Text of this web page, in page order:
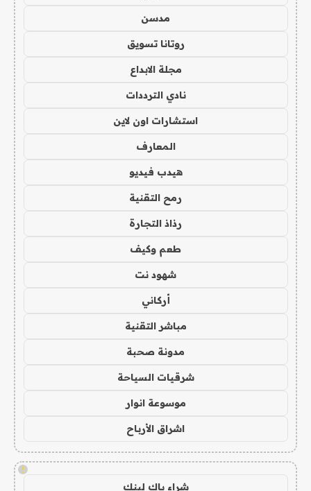
مدسن
روتانا تسويق
مجلة الابداع
نادي الترددات
استشارات اون لاين
المعارف
هيدب فيديو
رمح التقنية
رذاذ التجارة
طعم وكيف
شهود نت
أركاني
مباشر التقنية
مدونة صحبة
شرقيات السياحة
موسوعة انوار
اشراق الأرباح
!
شراء باك لينك